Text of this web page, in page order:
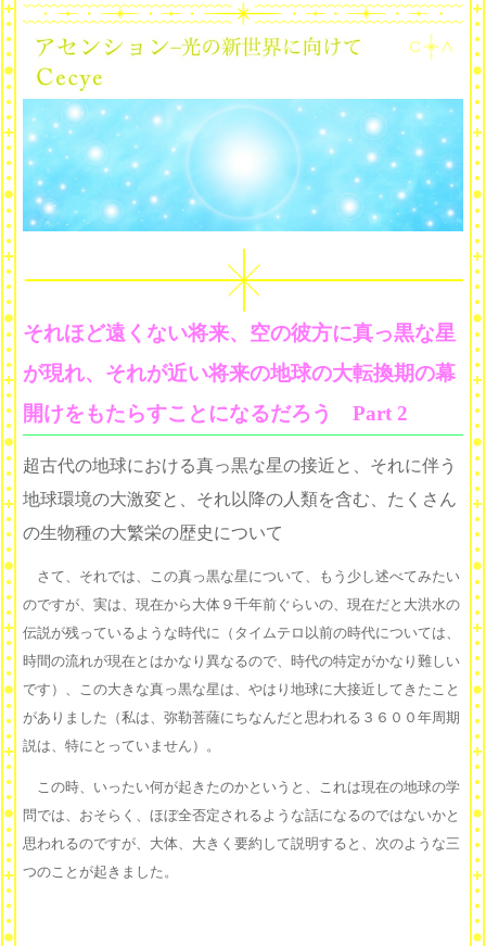
それほど遠くない将来、空の彼方に真っ黒な星
が現れ、それが近い将来の地球の大転換期の幕
開けをもたらすことになるだろう Part 2
超古代の地球における真っ黒な星の接近と、それに伴う
地球環境の大激変と、それ以降の人類を含む、たくさん
の生物種の大繁栄の歴史について
さて、それでは、この真っ黒な星について、もう少し述べてみたい
のですが、実は、現在から大体９千年前ぐらいの、現在だと大洪水の
伝説が残っているような時代に（タイムテロ以前の時代については、
時間の流れが現在とはかなり異なるので、時代の特定がかなり難しい
です）、この大きな真っ黒な星は、やはり地球に大接近してきたこと
がありました（私は、弥勒菩薩にちなんだと思われる３６００年周期
説は、特にとっていません）。
この時、いったい何が起きたのかというと、これは現在の地球の学
問では、おそらく、ほぼ全否定されるような話になるのではないかと
思われるのですが、大体、大きく要約して説明すると、次のような三
つのことが起きました。